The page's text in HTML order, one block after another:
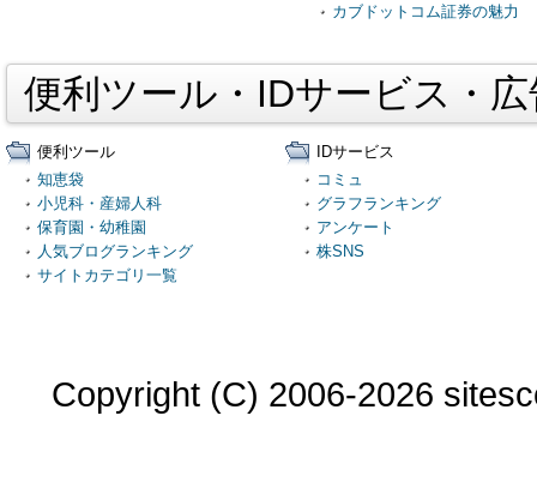
カブドットコム証券の魅力
便利ツール・IDサービス・
便利ツール
知恵袋
小児科・産婦人科
保育園・幼稚園
人気ブログランキング
サイトカテゴリ一覧
IDサービス
コミュ
グラフランキング
アンケート
株SNS
Copyright (C) 2006-2026